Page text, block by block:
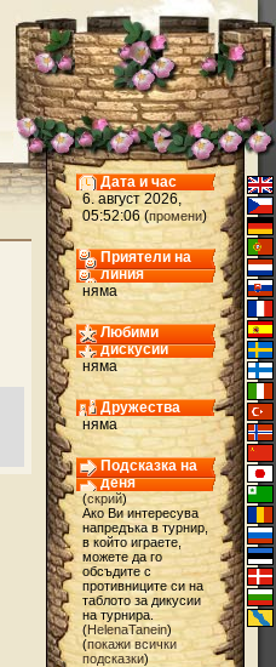
Дата и час
6. август 2026,
05:52:06 (промени)
Приятели на
линия
няма
Любими
дискусии
няма
Дружества
няма
Подсказка на
деня
(скрий)
Ако Ви интересува
напредъка в турнир,
в който играете,
можете да го
обсъдите с
противниците си на
таблото за дикусии
на турнира.
(HelenaTanein)
(покажи всички
подсказки)